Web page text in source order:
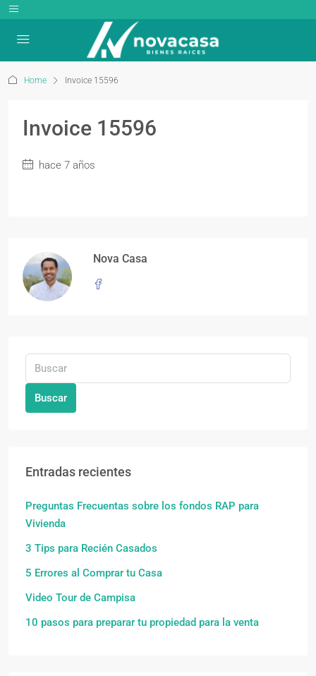
Home Invoice 15596
Invoice 15596
hace 7 años
Nova Casa
Buscar
Entradas recientes
Preguntas Frecuentas sobre los fondos RAP para
Vivienda
3 Tips para Recién Casados
5 Errores al Comprar tu Casa
Video Tour de Campisa
10 pasos para preparar tu propiedad para la venta